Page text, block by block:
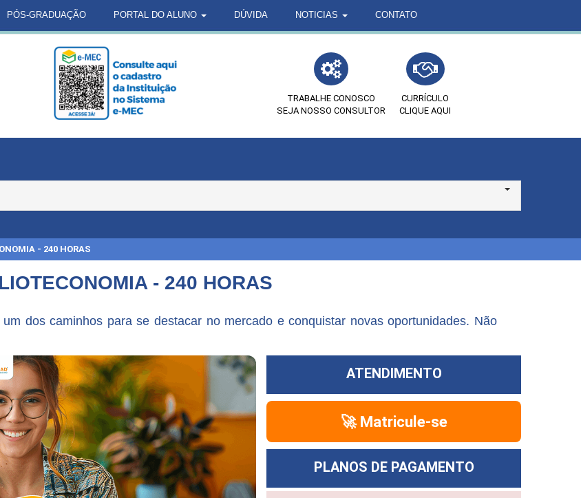
PÓS-GRADUAÇÃO PORTAL DO ALUNO DÚVIDA NOTICIAS CONTATO
TRABALHE CONOSCO
SEJA NOSSO CONSULTOR
CURRÍCULO
CLIQUE AQUI
- 240 HORAS
- 240 HORAS
dos caminhos para se destacar no mercado e conquistar novas oportunidades. Não
ATENDIMENTO
🚀 Matricule-se
PLANOS DE PAGAMENTO